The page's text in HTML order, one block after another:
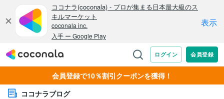
会員登録で10％割引クーポンを獲得！
ココナラブログ